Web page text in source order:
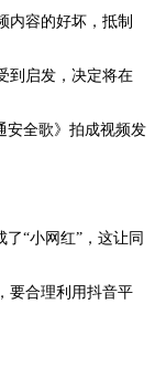
内容的好坏，抵制
到启发，决定将在
安全歌》拍成视频发
了“小网红”，这让同
要合理利用抖音平